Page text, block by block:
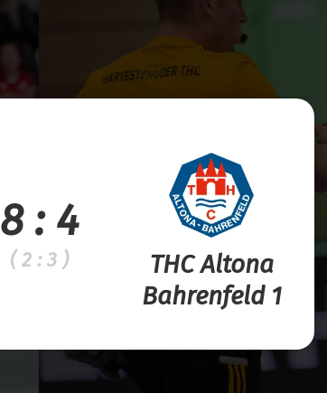
8 : 4
( 2 : 3 )
THC Altona
Bahrenfeld 1